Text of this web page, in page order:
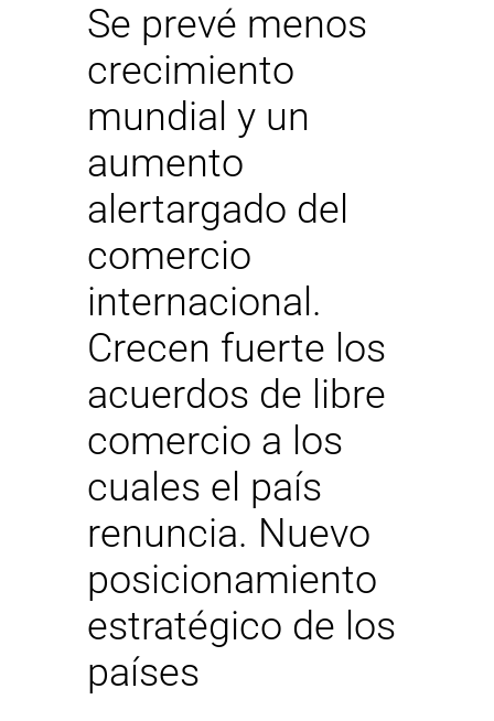
Se prevé menos
crecimiento
mundial y un
aumento
alertargado del
comercio
internacional.
Crecen fuerte los
acuerdos de libre
comercio a los
cuales el país
renuncia. Nuevo
posicionamiento
estratégico de los
países